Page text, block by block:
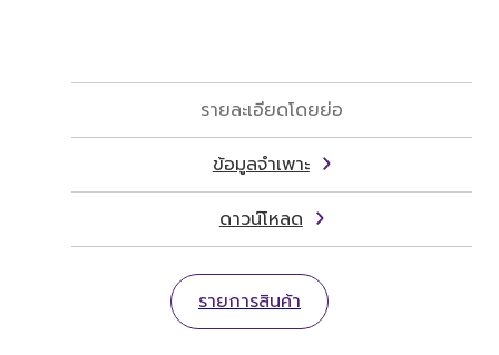
รายละเอียดโดยย่อ
ข้อมูลจำเพาะ
ดาวน์โหลด
รายการสินค้า